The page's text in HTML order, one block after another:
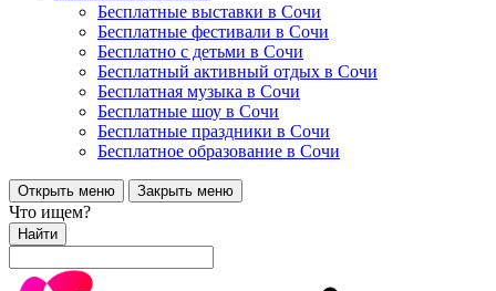
Бесплатные выставки в Сочи
Бесплатные фестивали в Сочи
Бесплатно с детьми в Сочи
Бесплатный активный отдых в Сочи
Бесплатная музыка в Сочи
Бесплатные шоу в Сочи
Бесплатные праздники в Сочи
Бесплатное образование в Сочи
Открыть меню Закрыть меню
Что ищем?
Найти